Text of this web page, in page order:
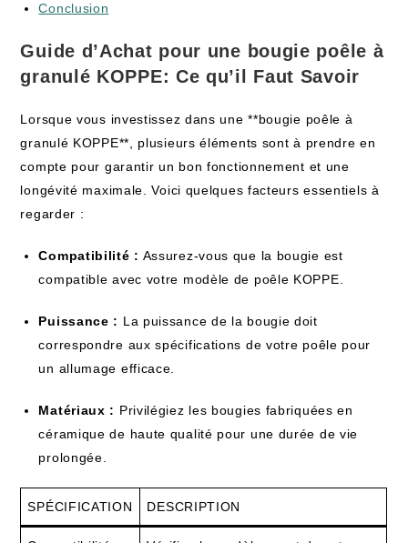
Conclusion
Guide d’Achat pour une bougie poêle à
granulé KOPPE: Ce qu’il Faut Savoir
Lorsque vous investissez dans une **bougie poêle à
granulé KOPPE**, plusieurs éléments sont à prendre en
compte pour garantir un bon fonctionnement et une
longévité maximale. Voici quelques facteurs essentiels à
regarder :
Compatibilité : Assurez-vous que la bougie est
compatible avec votre modèle de poêle KOPPE.
Puissance : La puissance de la bougie doit
correspondre aux spécifications de votre poêle pour
un allumage efficace.
Matériaux : Privilégiez les bougies fabriquées en
céramique de haute qualité pour une durée de vie
prolongée.
SPÉCIFICATION DESCRIPTION